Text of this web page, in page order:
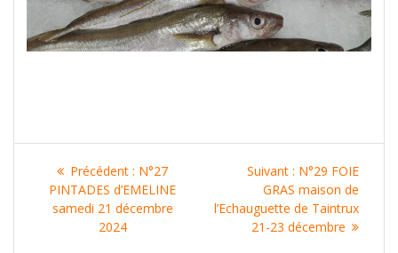
Navigation
l’article
Précédent : Article
précédent
:
N°27
PINTADES d’EMELINE
samedi 21 décembre
2024
Suivant : Article
suivant
:
N°29 FOIE
GRAS maison de
l’Echauguette de Taintrux
21-23 décembre